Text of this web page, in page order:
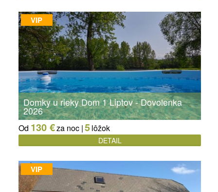
VIP
Domky u rieky Dom 1 Liptov - Dovolenka
2026
Od 130 €za noc |5lôžok
DETAIL
VIP